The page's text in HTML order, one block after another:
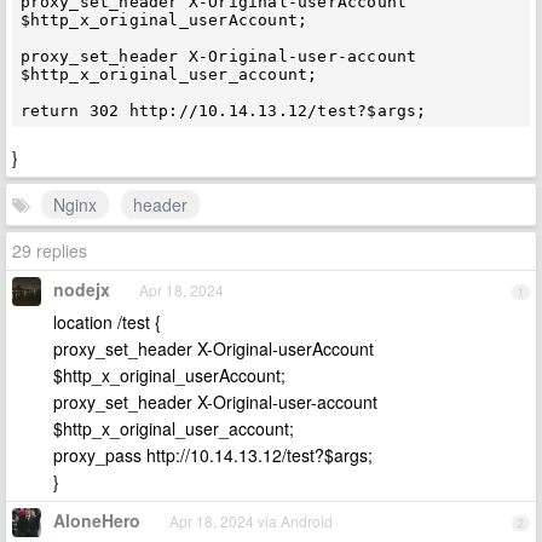
$http_x_original_userAccount;
proxy_set_header X-Original-user-account
$http_x_original_user_account;
}
Nginx
header
29 replies
1
nodejx Apr 18, 2024
location /test {
proxy_set_header X-Original-userAccount
$http_x_original_userAccount;
proxy_set_header X-Original-user-account
$http_x_original_user_account;
proxy_pass http://10.14.13.12/test?$args;
}
2
AloneHero Apr 18, 2024 via Android